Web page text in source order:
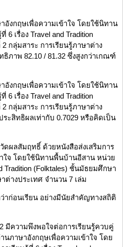
อังกฤษเพื่อความเข้าใจ โดยใช้นิทาน
เรื่อง Travel and Tradition
กลุ่มสาระ การเรียนรู้ภาษาต่าง
ภาพ 82.10 / 81.32 ซึ่งสูงกว่าเกณฑ์
อังกฤษเพื่อความเข้าใจ โดยใช้นิทาน
เรื่อง Travel and Tradition
กลุ่มสาระ การเรียนรู้ภาษาต่าง
ะสิทธิผลเท่ากับ 0.7029 หรือคิดเป็น
ผลสัมฤทธิ์ ด้วยหนังสือส่งเสริมการ
ใจ โดยใช้นิทานพื้นบ้านอีสาน หน่วย
Tradition (Folktales) ชั้นมัธยมศึกษา
ต่างประเทศ จำนวน 7 เล่ม
าก่อนเรียน อย่างมีนัยสำคัญทางสถิติ
มีความพึงพอใจต่อการเรียนรู้ควบคู่
นภาษาอังกฤษเพื่อความเข้าใจ โดย